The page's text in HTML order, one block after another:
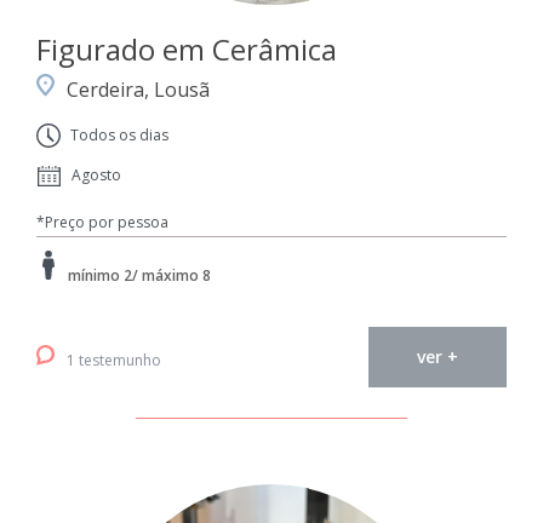
Figurado em Cerâmica
Cerdeira, Lousã
Todos os dias
Agosto
*Preço por pessoa
mínimo 2/ máximo 8
1 testemunho ver +